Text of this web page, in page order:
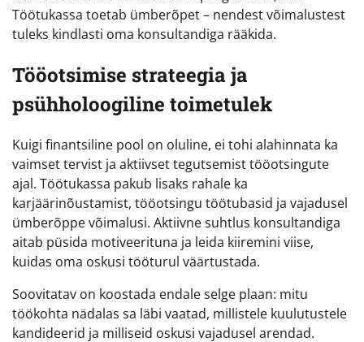
Töötukassa toetab ümberõpet – nendest võimalustest
tuleks kindlasti oma konsultandiga rääkida.
Tööotsimise strateegia ja
psühholoogiline toimetulek
Kuigi finantsiline pool on oluline, ei tohi alahinnata ka
vaimset tervist ja aktiivset tegutsemist tööotsingute
ajal. Töötukassa pakub lisaks rahale ka
karjäärinõustamist, tööotsingu töötubasid ja vajadusel
ümberõppe võimalusi. Aktiivne suhtlus konsultandiga
aitab püsida motiveerituna ja leida kiiremini viise,
kuidas oma oskusi tööturul väärtustada.
Soovitatav on koostada endale selge plaan: mitu
töökohta nädalas sa läbi vaatad, millistele kuulutustele
kandideerid ja milliseid oskusi vajadusel arendad.